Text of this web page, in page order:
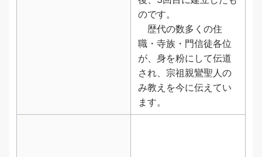
のです。
歴代の数多くの住
職・寺族・門信徒各位
が、身を粉にして伝道
され、宗祖親鸞聖人の
み教えを今に伝えてい
ます。